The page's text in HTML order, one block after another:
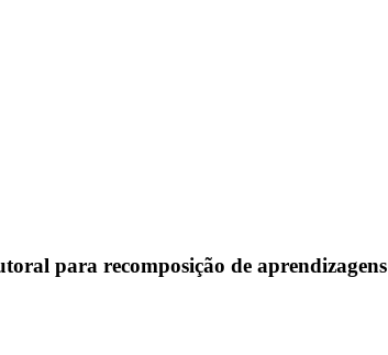
para recomposição de aprendizagens